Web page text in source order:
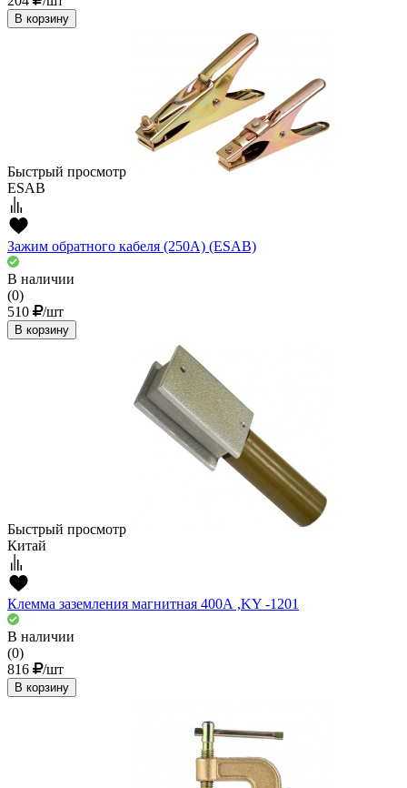
В корзину
Быстрый просмотр
ESAB
Зажим обратного кабеля (250А) (ESAB)
В наличии
(0)
510
/шт
В корзину
Быстрый просмотр
Китай
Клемма заземления магнитная 400А ,KY -1201
В наличии
(0)
816
/шт
В корзину